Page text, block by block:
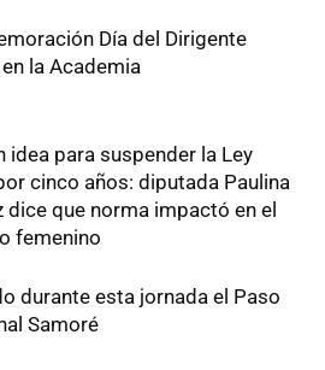
Día del Dirigente
la Academia
idea para suspender la Ley
cinco años: diputada Paulina
dice que norma impactó en el
femenino
durante esta jornada el Paso
Samoré